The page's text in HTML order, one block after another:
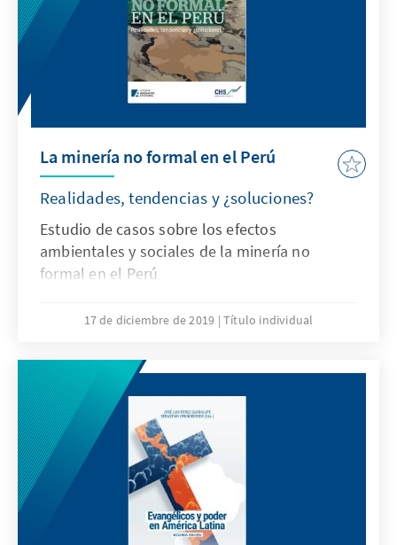
La minería no formal en el Perú
Realidades, tendencias y ¿soluciones?
Estudio de casos sobre los efectos
ambientales y sociales de la minería no
formal en el Perú
17 de diciembre de 2019 Título individual